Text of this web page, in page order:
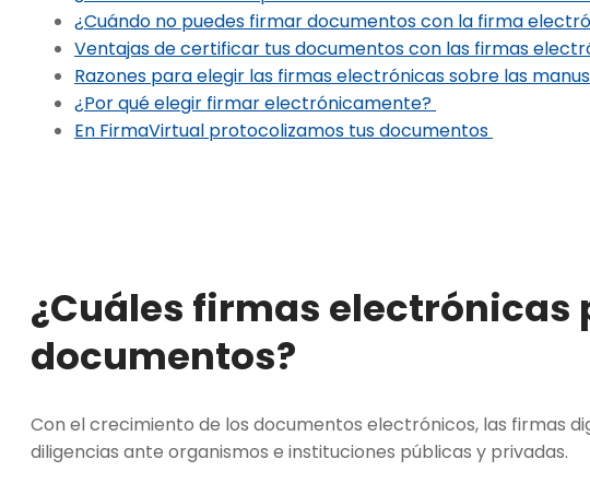
¿Cuándo no puedes firmar documentos con la firma
Ventajas de certificar tus documentos con las firmas
Razones para elegir las firmas electrónicas sobre las
¿Por qué elegir firmar electrónicamente?
En FirmaVirtual protocolizamos tus documentos
¿Cuáles firmas electrónicas
documentos?
Con el crecimiento de los documentos electrónicos, las firmas
diligencias ante organismos e instituciones públicas y privadas.